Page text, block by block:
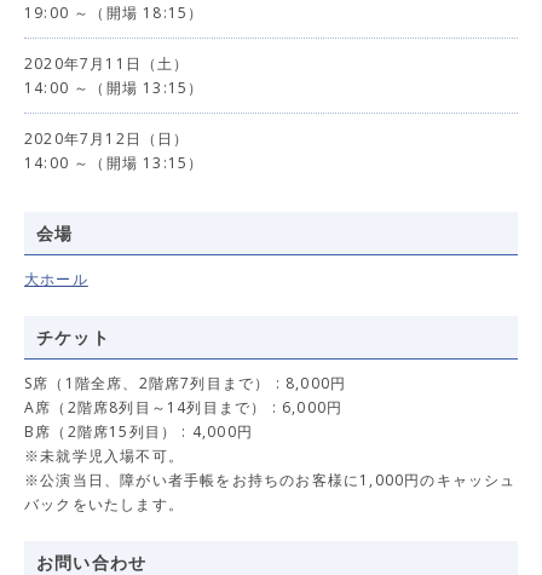
19:00 ～（開場 18:15）
2020年7月11日（土）
14:00 ～（開場 13:15）
2020年7月12日（日）
14:00 ～（開場 13:15）
会場
大ホール
チケット
S席（1階全席、2階席7列目まで） : 8,000円
A席（2階席8列目～14列目まで） : 6,000円
B席（2階席15列目） : 4,000円
※未就学児入場不可。
※公演当日、障がい者手帳をお持ちのお客様に1,000円のキャッシュ
バックをいたします。
お問い合わせ